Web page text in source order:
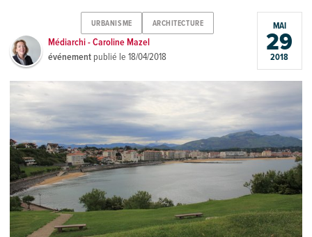
URBANISME ARCHITECTURE
Médiarchi - Caroline Mazel
événement publié le18/04/2018
MAI
29
2018